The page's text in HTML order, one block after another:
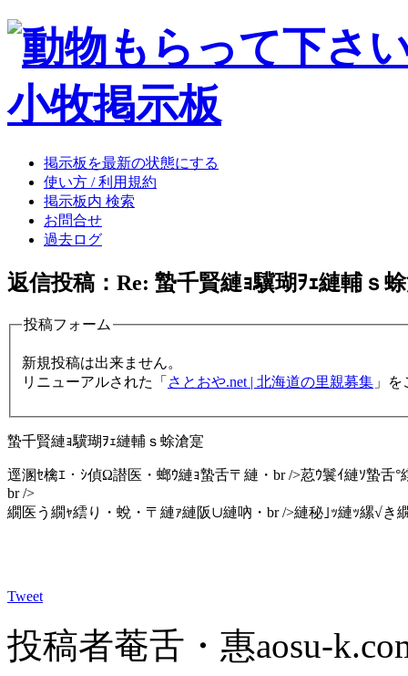
掲示板を最新の状態にする
使い方 / 利用規約
掲示板内 検索
お問合せ
過去ログ
返信投稿： Re: 蟄千賢縺ｮ驥瑚ｦｪ縺輔ｓ
投稿フォーム
新規投稿は出来ません。
リニューアルされた「 さとおや.net | 北海道の里親募集 」
蟄千賢縺ｮ驥瑚ｦｪ縺輔ｓ蜍滄寔
逕溷ｾ檎ｴ・ｼ偵Ω譛医・螂ｳ縺ｮ蟄舌〒縺・br />荵ｳ鬟ｲ縺ｿ蟄舌
br />
繝医う繝ｬ繧り・蛻・〒縺ｧ縺阪∪縺吶・br />縺秘｣ｯ縺ｯ縲√
Tweet
投稿者菴舌・惠aosu-